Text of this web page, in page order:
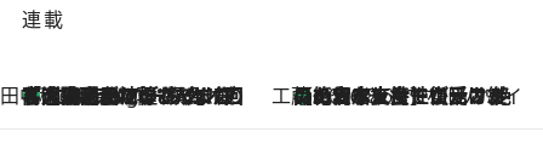
連載
田中稲の勝手に再ブーム
1 Hour Ago
「湘南乃風に憧れて」観客大盛上がりの“タオル回し”に、ラッパー顔負けの高速歌唱まで…さだまさし（74）のアグレッシブすぎる現在地 工藤まやのおもてなしハワイ
2026.8.6
【ハワイ土産】ローカルの絶大な支持で復活！ 絶品の幻クッキー《元ファンの日本人女性が受け継いだ名店》